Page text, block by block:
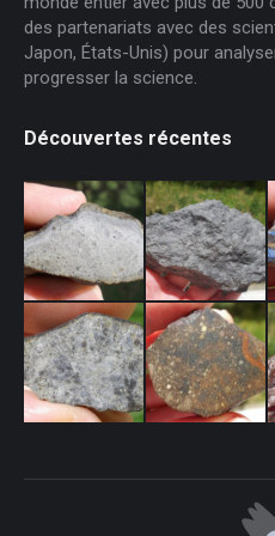
des partenariats avec des
Japon, États-Unis) pour
progresser la science.
Découvertes récentes